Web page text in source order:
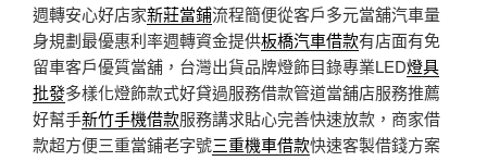
週轉安心好店家新莊當鋪流程簡便從客戶多元當舖汽車量
身規劃最優惠利率週轉資金提供板橋汽車借款有店面有免
留車客戶優質當舖，台灣出貨品牌燈飾目錄專業LED燈具
批發多樣化燈飾款式好貸過服務借款管道當舖店服務推薦
好幫手新竹手機借款服務講求貼心完善快速放款，商家借
款超方便三重當鋪老字號三重機車借款快速客製借錢方案